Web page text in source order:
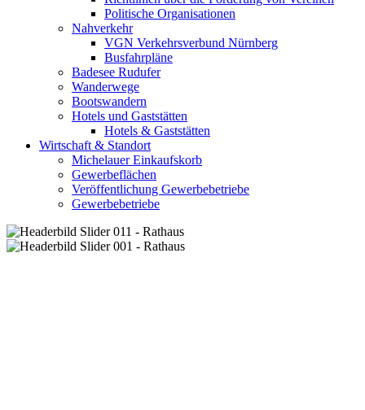
Politische Organisationen
Nahverkehr
VGN Verkehrsverbund Nürnberg
Busfahrpläne
Badesee Rudufer
Wanderwege
Bootswandern
Hotels und Gaststätten
Hotels & Gaststätten
Wirtschaft & Standort
Michelauer Einkaufskorb
Gewerbeflächen
Veröffentlichung Gewerbebetriebe
Gewerbebetriebe